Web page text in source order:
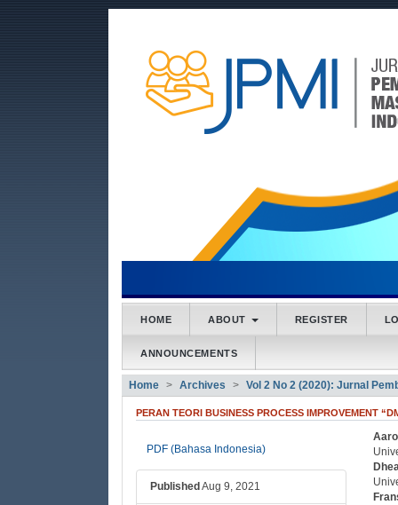
HOME ABOUT REGISTER
ANNOUNCEMENTS
Home Archives Vol 2 No 2 (2020): Jurnal
PERAN TEORI BUSINESS PROCESS IMPROVEMENT
PDF (Bahasa Indonesia)
Published Aug 9, 2021